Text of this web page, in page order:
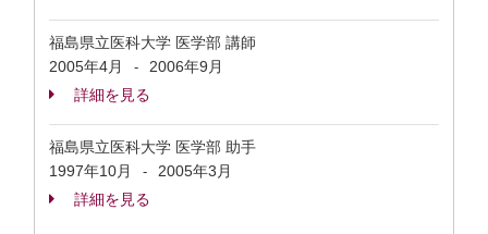
福島県立医科大学 医学部 講師
2005年4月
-
2006年9月
詳細を見る
福島県立医科大学 医学部 助手
1997年10月
-
2005年3月
詳細を見る